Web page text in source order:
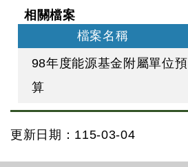
相關檔案
檔案名稱
98年度能源基金附屬單位預
算
更新日期：115-03-04